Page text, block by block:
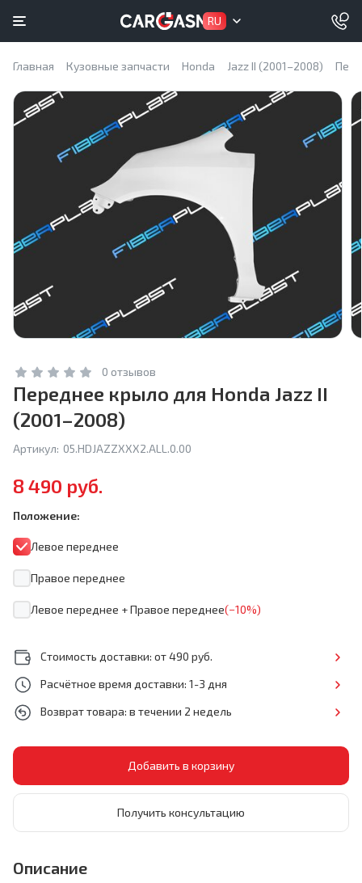
RU
Главная Кузовные запчасти Honda Jazz II (2001–2008)
0 отзывов
Переднее крыло для Honda Jazz II
(2001–2008)
Артикул: 05.HDJAZZXXX2.ALL.0.00
8 490 руб.
Положение:
Левое переднее
Правое переднее
Левое переднее + Правое переднее(−10%)
Стоимость доставки: от 490 руб.
Расчётное время доставки: 1-3 дня
Возврат товара: в течении 2 недель
Получить консультацию
Описание